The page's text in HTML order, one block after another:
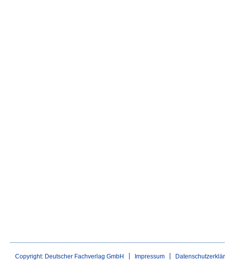
Copyright: Deutscher Fachverlag GmbH Impressum